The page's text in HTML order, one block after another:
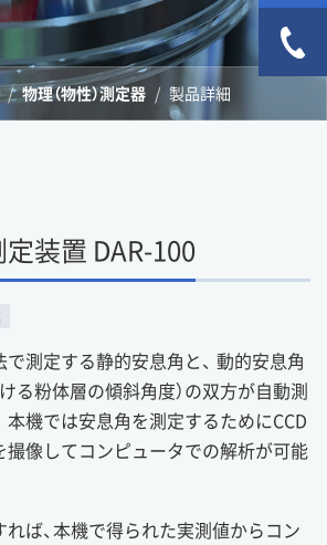
物理（物性）測定器 製品詳細
装置 DAR-100
測定する静的安息角と、 動的安息角
る粉体層の傾斜角度）の双方が自動測
本機では安息角を測定するためにCCD
撮像してコンピュータでの解析が可能
ば、本機で得られた実測値からコン